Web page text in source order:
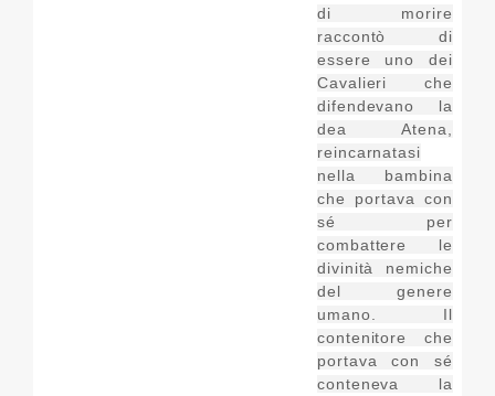
di morire
raccontò di
essere uno dei
Cavalieri che
difendevano la
dea Atena,
reincarnatasi
nella bambina
che portava con
sé per
combattere le
divinità nemiche
del genere
umano. Il
contenitore che
portava con sé
conteneva la